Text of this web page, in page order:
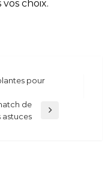
choix.
pour
de